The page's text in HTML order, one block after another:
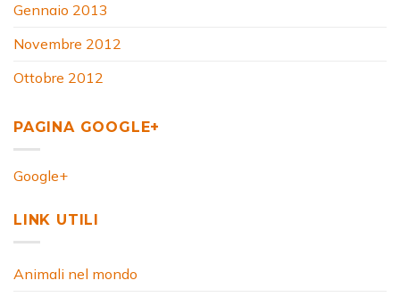
Gennaio 2013
Novembre 2012
Ottobre 2012
PAGINA GOOGLE+
Google+
LINK UTILI
Animali nel mondo